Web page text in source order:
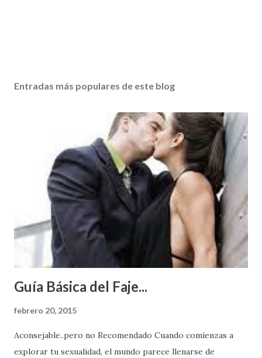
Entradas más populares de este blog
Guía Básica del Faje...
febrero 20, 2015
Aconsejable..pero no Recomendado Cuando comienzas a
explorar tu sexualidad, el mundo parece llenarse de